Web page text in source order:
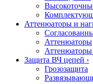
Аттенюаторы и
Аттенюаторы
Защита ВЧ цепей ›
Грозозащита